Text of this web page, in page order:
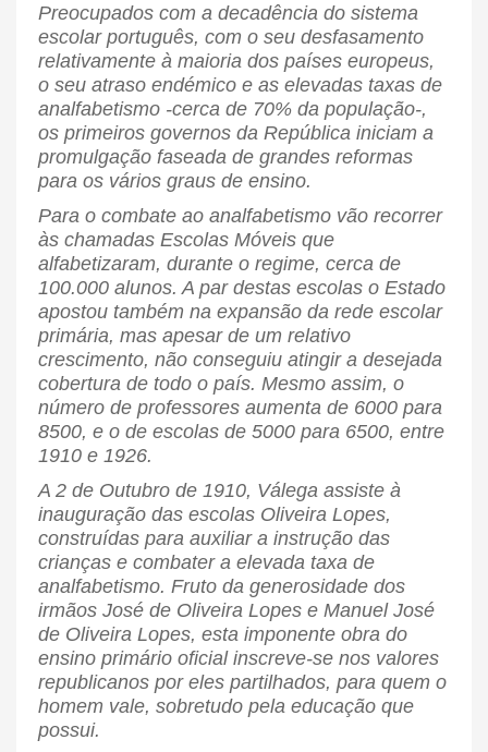
Preocupados com a decadência do sistema
escolar português, com o seu desfasamento
relativamente à maioria dos países europeus,
o seu atraso endémico e as elevadas taxas de
analfabetismo -cerca de 70% da população-,
os primeiros governos da República iniciam a
promulgação faseada de grandes reformas
para os vários graus de ensino.
Para o combate ao analfabetismo vão recorrer
às chamadas Escolas Móveis que
alfabetizaram, durante o regime, cerca de
100.000 alunos. A par destas escolas o Estado
apostou também na expansão da rede escolar
primária, mas apesar de um relativo
crescimento, não conseguiu atingir a desejada
cobertura de todo o país. Mesmo assim, o
número de professores aumenta de 6000 para
8500, e o de escolas de 5000 para 6500, entre
1910 e 1926.
A 2 de Outubro de 1910, Válega assiste à
inauguração das escolas Oliveira Lopes,
construídas para auxiliar a instrução das
crianças e combater a elevada taxa de
analfabetismo. Fruto da generosidade dos
irmãos José de Oliveira Lopes e Manuel José
de Oliveira Lopes, esta imponente obra do
ensino primário oficial inscreve-se nos valores
republicanos por eles partilhados, para quem o
homem vale, sobretudo pela educação que
possui.